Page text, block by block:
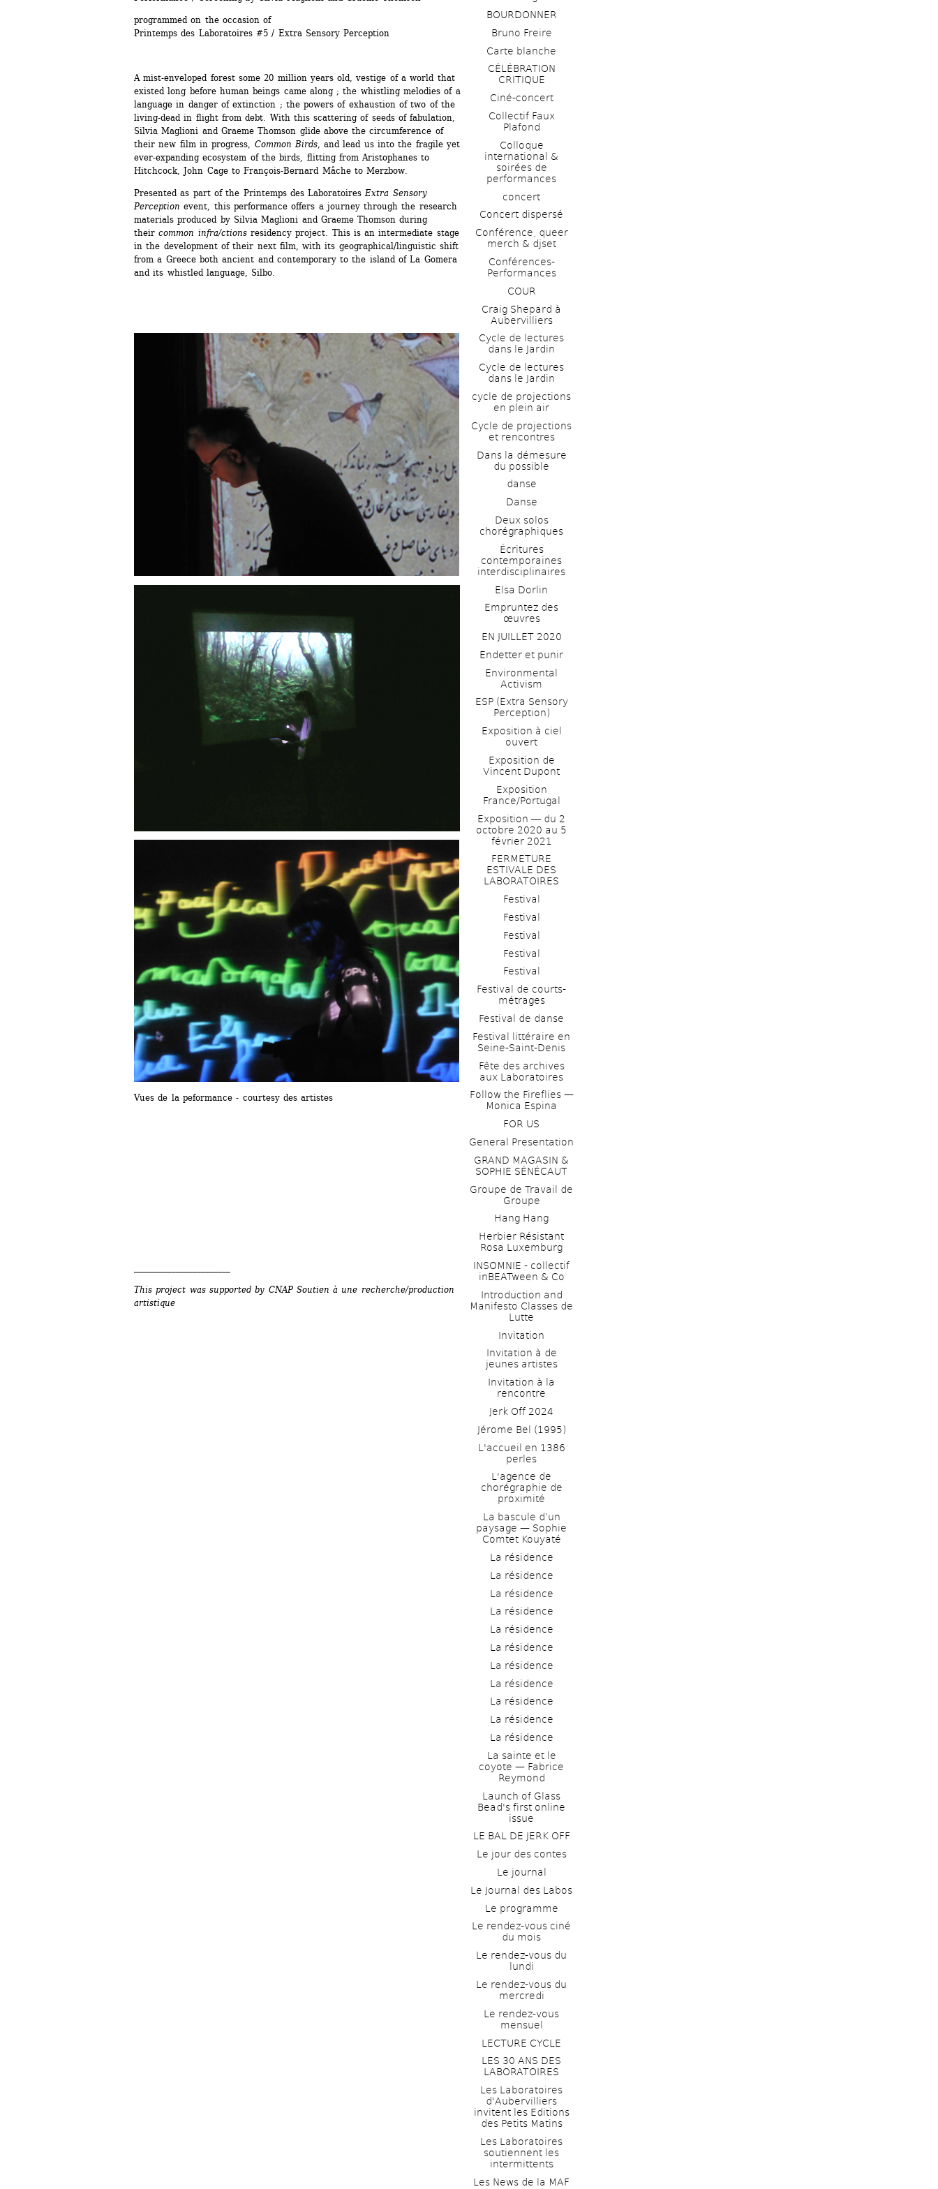
programmed on the occasion of
Printemps des Laboratoires #5 / Extra Sensory Perception
A mist-enveloped forest some 20 million years old, vestige of a world that
existed long before human beings came along ; the whistling melodies of a
language in danger of extinction ; the powers of exhaustion of two of the
living-dead in flight from debt. With this scattering of seeds of fabulation,
Silvia Maglioni and Graeme Thomson glide above the circumference of
their new film in progress, Common Birds, and lead us into the fragile yet
ever-expanding ecosystem of the birds, flitting from Aristophanes to
Hitchcock, John Cage to François-Bernard Mâche to Merzbow.
Presented as part of the Printemps des Laboratoires Extra Sensory
Perception event, this performance offers a journey through the research
materials produced by Silvia Maglioni and Graeme Thomson during
their common infra/ctionsresidency project. This is an intermediate stage
in the development of their next film, with its geographical/linguistic shift
from a Greece both ancient and contemporary to the island of La Gomera
and its whistled language, Silbo.
Vues de la peformance - courtesy des artistes
This project was supported by CNAP Soutien à une recherche/production
artistique
BOURDONNER
Bruno Freire
Carte blanche
CÉLÉBRATION
CRITIQUE
Ciné-concert
Collectif Faux
Plafond
Colloque
international &
soirées de
performances
concert
Concert dispersé
Conférence, queer
merch & djset
Conférences-
Performances
COUR
Craig Shepard à
Aubervilliers
Cycle de lectures
dans le Jardin
Cycle de lectures
dans le Jardin
cycle de projections
en plein air
Cycle de projections
et rencontres
Dans la démesure
du possible
danse
Danse
Deux solos
chorégraphiques
Écritures
contemporaines
interdisciplinaires
Elsa Dorlin
Empruntez des
œuvres
EN JUILLET 2020
Endetter et punir
Environmental
Activism
ESP (Extra Sensory
Perception)
Exposition à ciel
ouvert
Exposition de
Vincent Dupont
Exposition
France/Portugal
Exposition ― du 2
octobre 2020 au 5
février 2021
FERMETURE
ESTIVALE DES
LABORATOIRES
Festival
Festival
Festival
Festival
Festival
Festival de courts-
métrages
Festival de danse
Festival littéraire en
Seine-Saint-Denis
Fête des archives
aux Laboratoires
Follow the Fireflies —
Monica Espina
FOR US
General Presentation
GRAND MAGASIN &
SOPHIE SÉNÉCAUT
Groupe de Travail de
Groupe
Hang Hang
Herbier Résistant
Rosa Luxemburg
INSOMNIE - collectif
inBEATween & Co
Introduction and
Manifesto Classes de
Lutte
Invitation
Invitation à de
jeunes artistes
Invitation à la
rencontre
Jerk Off 2024
Jérome Bel (1995)
L'accueil en 1386
perles
L'agence de
chorégraphie de
proximité
La bascule d’un
paysage — Sophie
Comtet Kouyaté
La résidence
La résidence
La résidence
La résidence
La résidence
La résidence
La résidence
La résidence
La résidence
La résidence
La résidence
La sainte et le
coyote — Fabrice
Reymond
Launch of Glass
Bead's first online
issue
LE BAL DE JERK OFF
Le jour des contes
Le journal
Le Journal des Labos
Le programme
Le rendez-vous ciné
du mois
Le rendez-vous du
lundi
Le rendez-vous du
mercredi
Le rendez-vous
mensuel
LECTURE CYCLE
LES 30 ANS DES
LABORATOIRES
Les Laboratoires
d'Aubervilliers
invitent les Editions
des Petits Matins
Les Laboratoires
soutiennent les
intermittents
Les News de la MAF